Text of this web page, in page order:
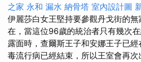
之家 永和 漏水 納骨塔 室內設計圖
伊麗莎白女王堅持要參觀丹戈街的
在，當這位96歲的統治者只有幾次
露面時，查爾斯王子和安娜王子已
毒流行病已經結束，所以王室會再次